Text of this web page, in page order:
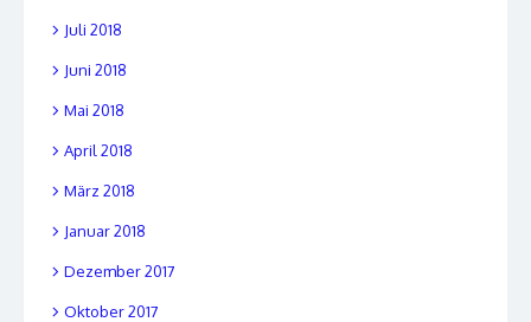
Juli 2018
Juni 2018
Mai 2018
April 2018
März 2018
Januar 2018
Dezember 2017
Oktober 2017